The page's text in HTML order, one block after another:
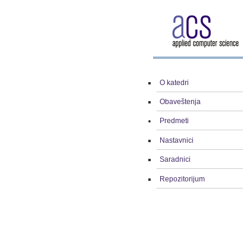
O katedri
Obaveštenja
Predmeti
Nastavnici
Saradnici
Repozitorijum